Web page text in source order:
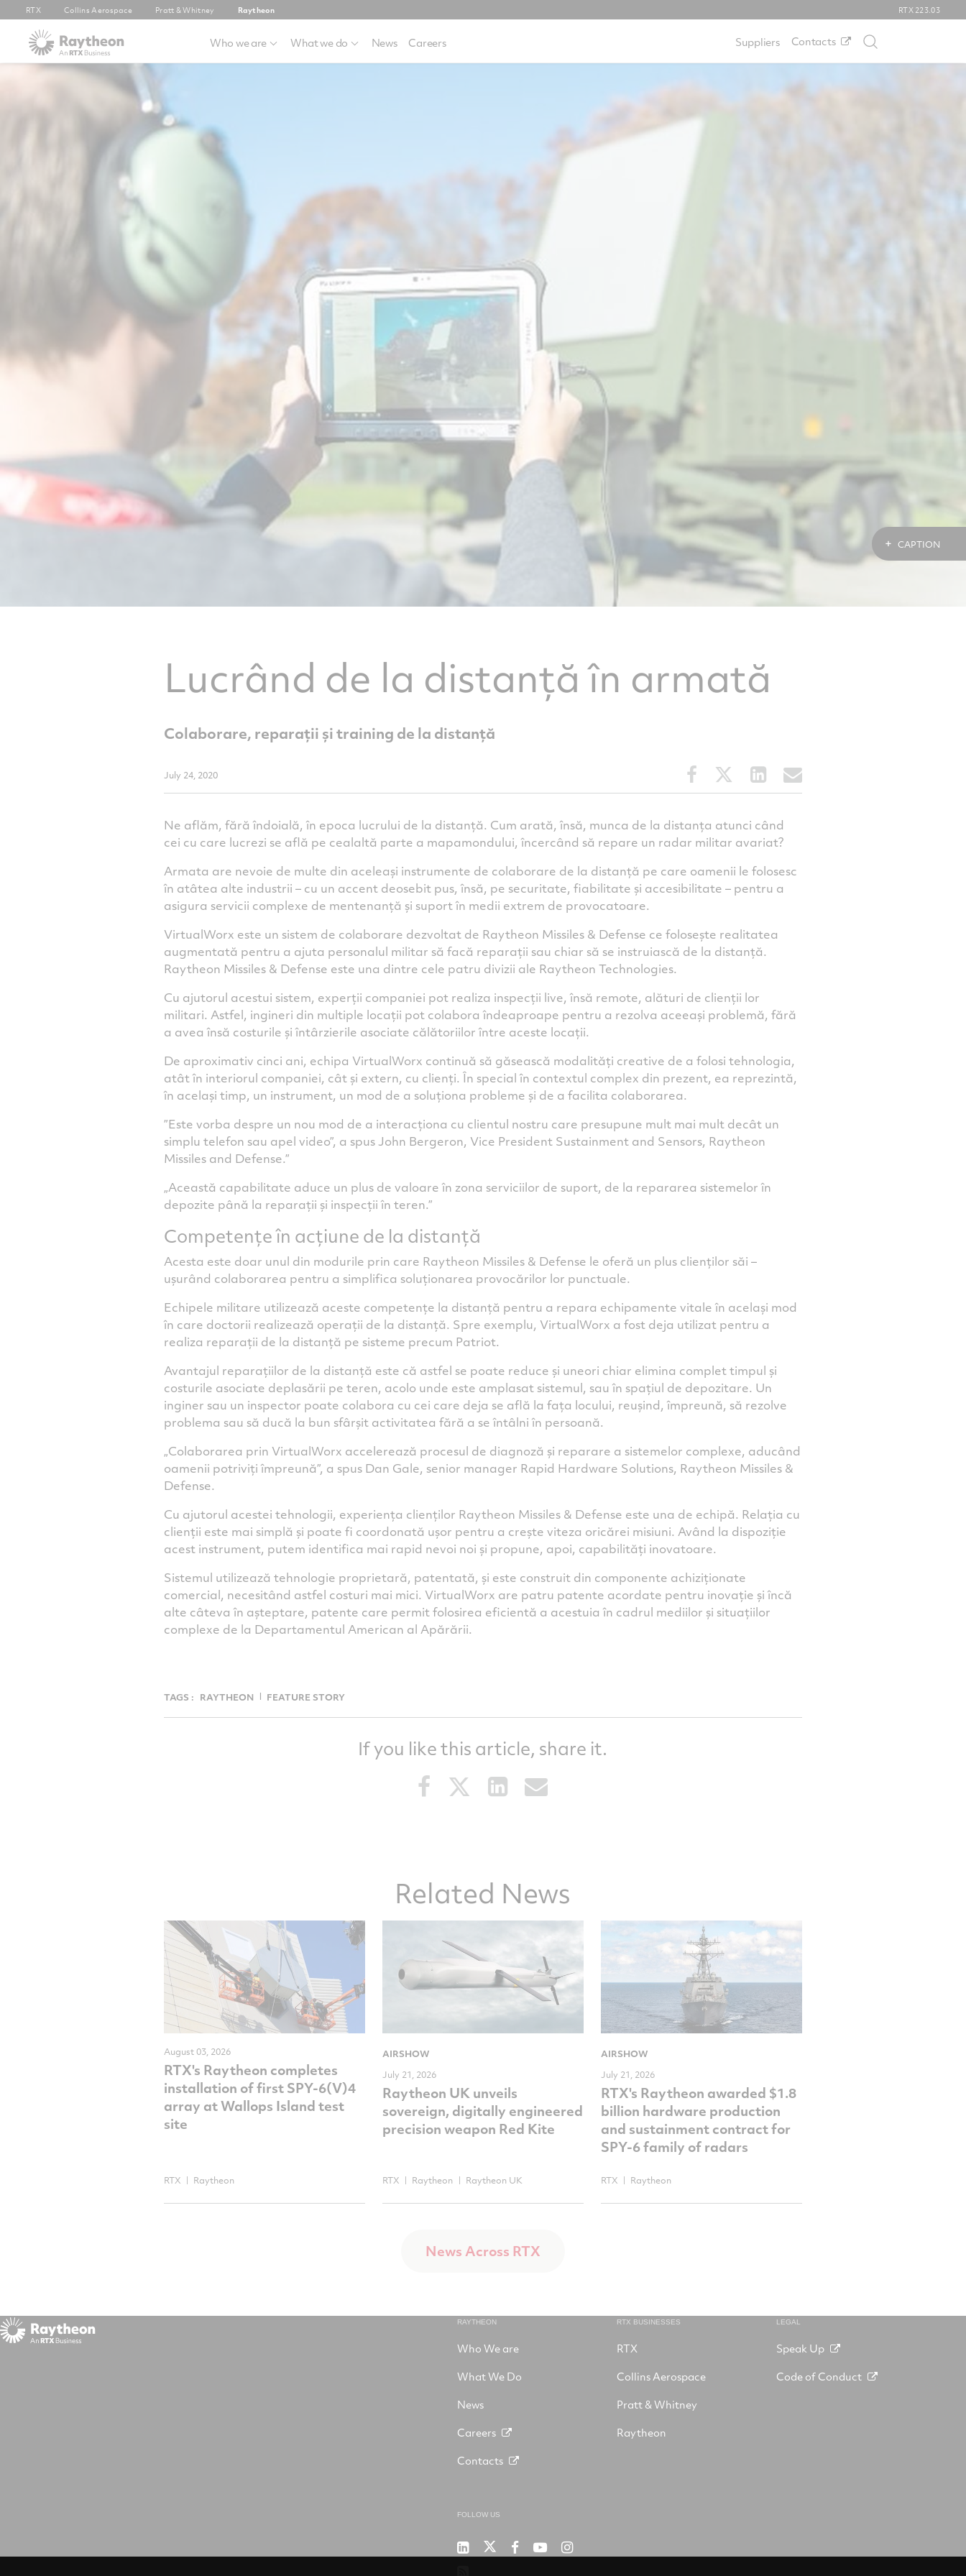
RTX Collins Aerospace Pratt & Whitney Raytheon RTX 223.03
Who we are What we do News Careers Suppliers Contacts
CAPTION
Lucrând de la distanță în armată
Colaborare, reparații și training de la distanță
July 24, 2020
Share
this
article
Facebook
Share
this
article
Twitter
Share
this
article
on
LinkedIn
Ne aflăm, fără îndoială, în epoca lucrului de la distanță. Cum arată, însă, munca de la distanța atunci când
cei cu care lucrezi se află pe cealaltă parte a mapamondului, încercând să repare un radar militar avariat?
Armata are nevoie de multe din aceleași instrumente de colaborare de la distanță pe care oamenii le folosesc
în atâtea alte industrii – cu un accent deosebit pus, însă, pe securitate, fiabilitate și accesibilitate – pentru a
asigura servicii complexe de mentenanță și suport în medii extrem de provocatoare.
VirtualWorx este un sistem de colaborare dezvoltat de Raytheon Missiles & Defense ce folosește realitatea
augmentată pentru a ajuta personalul militar să facă reparații sau chiar să se instruiască de la distanță.
Raytheon Missiles & Defense este una dintre cele patru divizii ale Raytheon Technologies.
Cu ajutorul acestui sistem, experții companiei pot realiza inspecții live, însă remote, alături de clienții lor
militari. Astfel, ingineri din multiple locații pot colabora îndeaproape pentru a rezolva aceeași problemă, fără
a avea însă costurile și întârzierile asociate călătoriilor între aceste locații.
De aproximativ cinci ani, echipa VirtualWorx continuă să găsească modalități creative de a folosi tehnologia,
atât în interiorul companiei, cât și extern, cu clienți. În special în contextul complex din prezent, ea reprezintă,
în același timp, un instrument, un mod de a soluționa probleme și de a facilita colaborarea.
”Este vorba despre un nou mod de a interacționa cu clientul nostru care presupune mult mai mult decât un
simplu telefon sau apel video”, a spus John Bergeron, Vice President Sustainment and Sensors, Raytheon
Missiles and Defense.”
„Această capabilitate aduce un plus de valoare în zona serviciilor de suport, de la repararea sistemelor în
depozite până la reparații și inspecții în teren.”
Competențe în acțiune de la distanță
Acesta este doar unul din modurile prin care Raytheon Missiles & Defense le oferă un plus clienților săi –
ușurând colaborarea pentru a simplifica soluționarea provocărilor lor punctuale.
Echipele militare utilizează aceste competențe la distanță pentru a repara echipamente vitale în același mod
în care doctorii realizează operații de la distanță. Spre exemplu, VirtualWorx a fost deja utilizat pentru a
realiza reparații de la distanță pe sisteme precum Patriot.
Avantajul reparațiilor de la distanță este că astfel se poate reduce și uneori chiar elimina complet timpul și
costurile asociate deplasării pe teren, acolo unde este amplasat sistemul, sau în spațiul de depozitare. Un
inginer sau un inspector poate colabora cu cei care deja se află la fața locului, reușind, împreună, să rezolve
problema sau să ducă la bun sfârșit activitatea fără a se întâlni în persoană.
„Colaborarea prin VirtualWorx accelerează procesul de diagnoză și reparare a sistemelor complexe, aducând
oamenii potriviți împreună”, a spus Dan Gale, senior manager Rapid Hardware Solutions, Raytheon Missiles &
Defense.
Cu ajutorul acestei tehnologii, experiența clienților Raytheon Missiles & Defense este una de echipă. Relația cu
clienții este mai simplă și poate fi coordonată ușor pentru a crește viteza oricărei misiuni. Având la dispoziție
acest instrument, putem identifica mai rapid nevoi noi și propune, apoi, capabilități inovatoare.
Sistemul utilizează tehnologie proprietară, patentată, și este construit din componente achiziționate
comercial, necesitând astfel costuri mai mici. VirtualWorx are patru patente acordate pentru inovație și încă
alte câteva în așteptare, patente care permit folosirea eficientă a acestuia în cadrul mediilor și situațiilor
complexe de la Departamentul American al Apărării.
TAGS : RAYTHEON FEATURE STORY
If you like this article, share it.
Share
this
Share
this
Share
this
Related News
August 03, 2026
RTX's Raytheon completes
installation of first SPY-6(V)4
array at Wallops Island test
site
RTX Raytheon
AIRSHOW
July 21, 2026
Raytheon UK unveils
sovereign, digitally engineered
precision weapon Red Kite
RTX Raytheon Raytheon UK
AIRSHOW
July 21, 2026
RTX's Raytheon awarded $1.8
billion hardware production
and sustainment contract for
SPY-6 family of radars
RTX Raytheon
News Across RTX
RAYTHEON
Who We are
What We Do
News
Careers
Contacts
RTX BUSINESSES
RTX
Collins Aerospace
Pratt & Whitney
Raytheon
LEGAL
Speak Up
Code of Conduct
FOLLOW US
Raytheon
RTX
on
RTX RTX RTX